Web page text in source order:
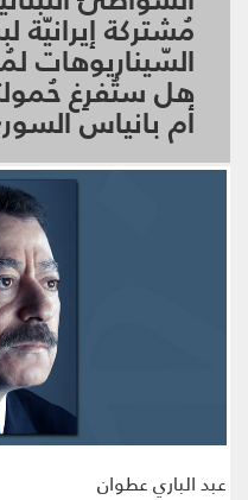
مُشتركة
السّيناريوهات
هل ستُفرِغ
أم بانياس
عبد الباري عطوان